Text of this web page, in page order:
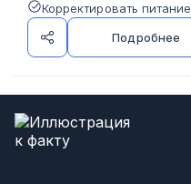
Корректировать питание
Подробнее